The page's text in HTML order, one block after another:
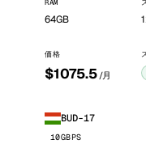
RAM
64GB
価格
$1075.5 /月
BUD-17
10GBPS